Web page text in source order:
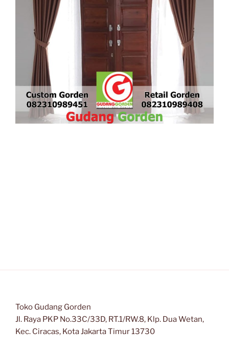
Toko Gudang Gorden
Jl. Raya PKP No.33C/33D, RT.1/RW.8, Klp. Dua Wetan,
Kec. Ciracas, Kota Jakarta Timur 13730